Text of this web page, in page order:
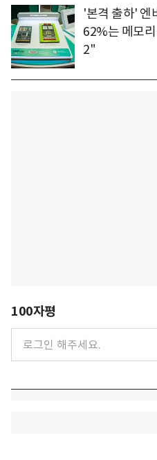
'본격 출하' 엔
62%는 메모
2"
100자평